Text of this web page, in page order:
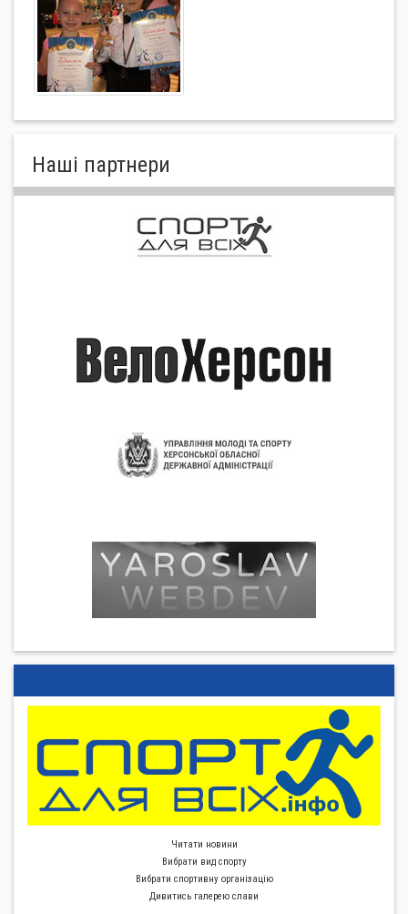
Нашi партнери
Читати новини
Вибрати вид спорту
Вибрати спортивну органiзацiю
Дивитись галерею слави